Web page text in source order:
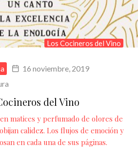
Los Cocineros del Vino
16 noviembre, 2019
del Vino
matices y perfumado de olores de
calidez. Los flujos de emoción y
en cada una de sus páginas.